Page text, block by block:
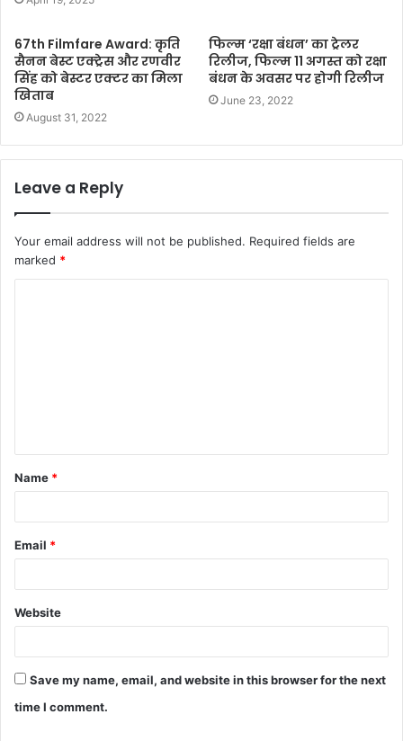
67th Filmfare Award: कृति
सैनन बेस्ट एक्ट्रेस और रणवीर
सिंह को बेस्टर एक्टर का मिला
खिताब
August 31, 2022
फिल्म ‘रक्षा बंधन’ का ट्रेलर
रिलीज, फिल्म 11 अगस्त को रक्षा
बंधन के अवसर पर होगी रिलीज
June 23, 2022
Leave a Reply
Your email address will not be published. Required fields are
marked *
t
*
Name *
Email *
Website
Save my name, email, and website in this browser for the next
time I comment.